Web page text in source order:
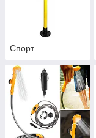
Спорт